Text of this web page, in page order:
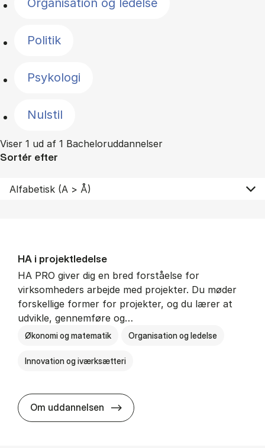
Organisation og ledelse
Politik
Psykologi
Nulstil
Viser 1 ud af 1 Bacheloruddannelser
Sortér efter
HA i pro­jekt­le­del­se
HA PRO giver dig en bred forståelse for
virksomheders arbejde med projekter. Du møder
forskellige former for projekter, og du lærer at
udvikle, gennemføre og…
Økonomi og matematik Organisation og ledelse
Innovation og iværksætteri
Om uddannelsen HA i pro­jekt­le­del­se